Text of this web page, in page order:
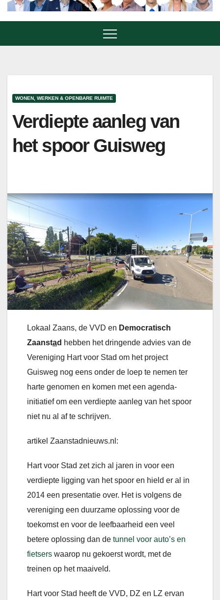
WONEN, WERKEN & OPENBARE RUIMTE
Verdiepte aanleg van
het spoor Guisweg
Lokaal Zaans, de VVD en Democratisch
Zaanstad hebben het dringende advies van de
Vereniging Hart voor Stad om het project
Guisweg nog eens onder de loep te nemen ter
harte genomen en komen met een agenda-
initiatief om een verdiepte aanleg van het spoor
niet nu al af te schrijven.
artikel Zaanstadnieuws.nl:
Hart voor Stad zet zich al jaren in voor een
verdiepte ligging van het spoor en hield er al in
2014 een presentatie over. Het is volgens de
vereniging een duurzame oplossing voor de
toekomst en voor de leefbaarheid een veel
betere oplossing dan de tunnel voor auto’s en
fietsers waarop nu gekoerst wordt, met de
treinen op het maaiveld.
Hart voor Stad heeft de VVD, DZ en LZ ervan